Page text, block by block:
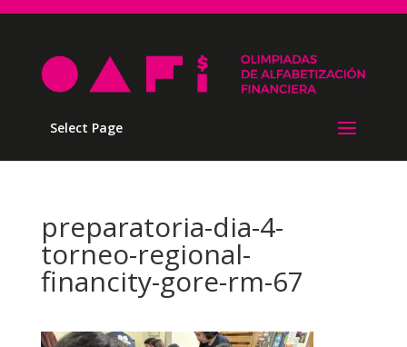
Select Page
preparatoria-dia-4-
torneo-regional-
financity-gore-rm-67